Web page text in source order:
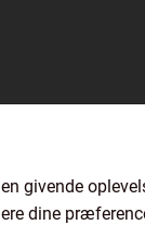
givende
dine